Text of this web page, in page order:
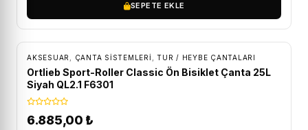
SEPETE EKLE
AKSESUAR ÇANTA SISTEMLERI TUR / HEYBE ÇANTALARI
Ortlieb Sport-Roller Classic Ön Bisiklet Çanta 25L
Siyah QL2.1 F6301
6.885,00 ₺